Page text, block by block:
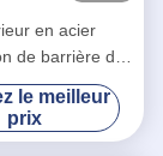
en acier
de barrière de
de rouleau froid
de la
2.0mm
le meilleur
prix